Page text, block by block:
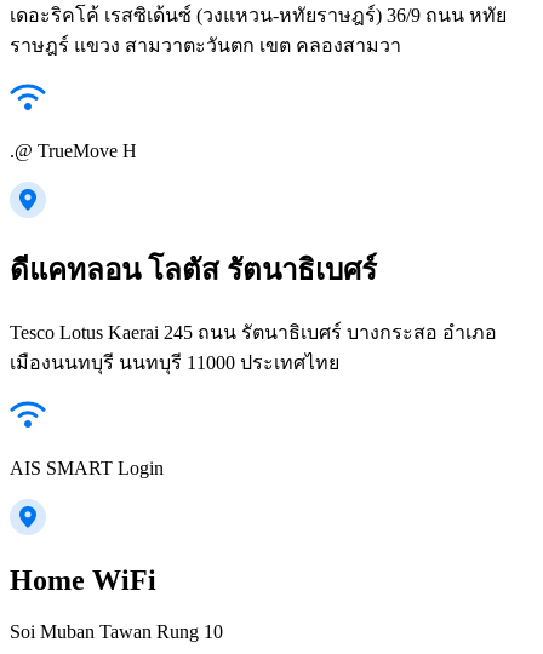
เดอะริคโค้ เรสซิเด้นซ์ (วงแหวน-หทัยราษฎร์) 36/9 ถนน หทัย
ราษฎร์ แขวง สามวาตะวันตก เขต คลองสามวา
.@ TrueMove H
ดีแคทลอน โลตัส รัตนาธิเบศร์
Tesco Lotus Kaerai 245 ถนน รัตนาธิเบศร์ บางกระสอ อำเภอ
เมืองนนทบุรี นนทบุรี 11000 ประเทศไทย
AIS SMART Login
Home WiFi
Soi Muban Tawan Rung 10